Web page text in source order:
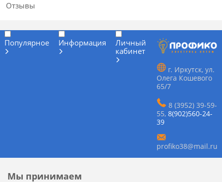
Отзывы
Популярное Информация
Личный
кабинет
г. Иркутск, ул.
Олега Кошевого
65/7
8 (3952) 39-59-
55, 8(902)560-24-
39
profiko38@mail.ru
Мы принимаем